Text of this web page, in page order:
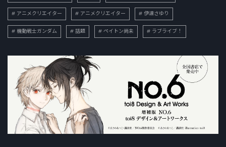
アニメクリエイター アニメクリエイター 伊達さゆり
機動戦士ガンダム 話題 ペイトン尚未 ラブライブ！